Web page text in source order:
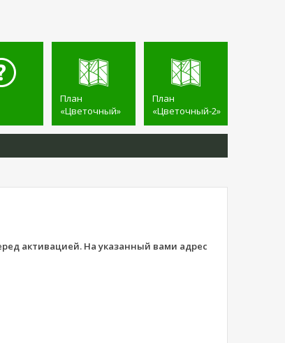
План
«Цветочный»
План
«Цветочный-2»
активацией. На указанный вами адрес